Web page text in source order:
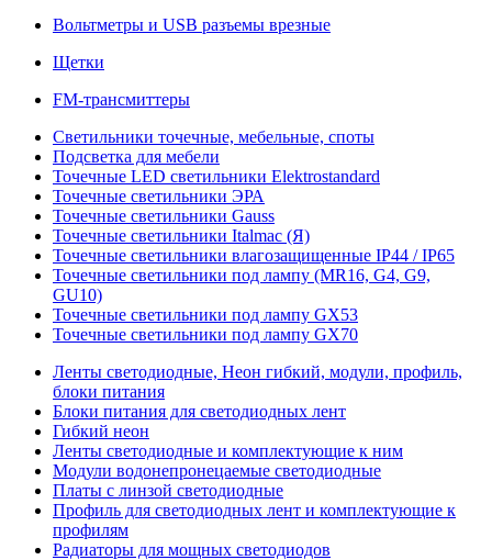
Вольтметры и USB разъемы врезные
Щетки
FM-трансмиттеры
Светильники точечные, мебельные, споты
Подсветка для мебели
Точечные LED светильники Elektrostandard
Точечные светильники ЭРА
Точечные светильники Gauss
Точечные светильники Italmac (Я)
Точечные светильники влагозащищенные IP44 / IP65
Точечные светильники под лампу (MR16, G4, G9,
GU10)
Точечные светильники под лампу GX53
Точечные светильники под лампу GX70
Ленты светодиодные, Неон гибкий, модули, профиль,
блоки питания
Блоки питания для светодиодных лент
Гибкий неон
Ленты светодиодные и комплектующие к ним
Модули водонепронецаемые светодиодные
Платы с линзой светодиодные
Профиль для светодиодных лент и комплектующие к
профилям
Радиаторы для мощных светодиодов